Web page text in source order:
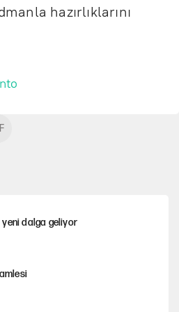
hazırlıklarını
dalga geliyor